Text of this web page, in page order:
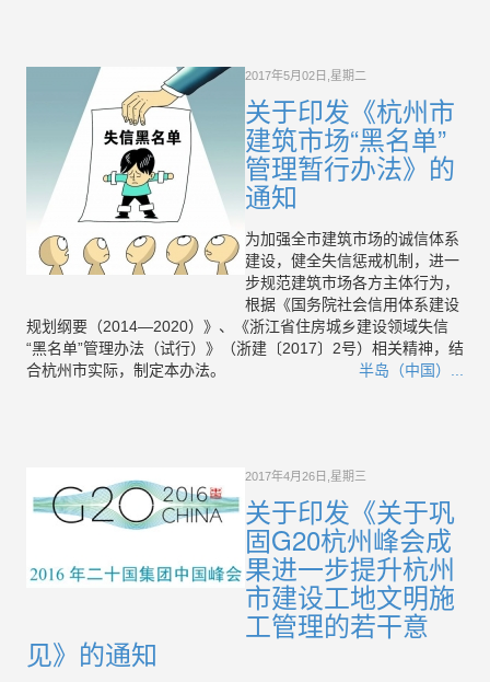
2017年5月02日,星期二
关于印发《杭州市
建筑市场“黑名单”
管理暂行办法》的
通知
为加强全市建筑市场的诚信体系
建设，健全失信惩戒机制，进一
步规范建筑市场各方主体行为，
根据《国务院社会信用体系建设
规划纲要（2014—2020）》、《浙江省住房城乡建设领域失信
“黑名单”管理办法（试行）》（浙建〔2017〕2号）相关精神，结
合杭州市实际，制定本办法。
半岛（中国）...
2017年4月26日,星期三
关于印发《关于巩
固G20杭州峰会成
果进一步提升杭州
市建设工地文明施
工管理的若干意
见》的通知